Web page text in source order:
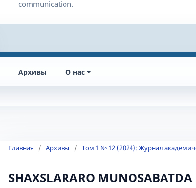
Архивы О нас
Главная / Архивы / Том 1 № 12 (2024): Журнал
SHAXSLARARO